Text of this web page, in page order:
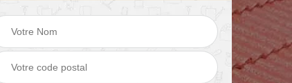
Nettoyage de
façade 54
Peinture et
décapage de volet